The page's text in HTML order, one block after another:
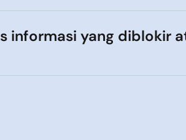
informasi yang diblokir